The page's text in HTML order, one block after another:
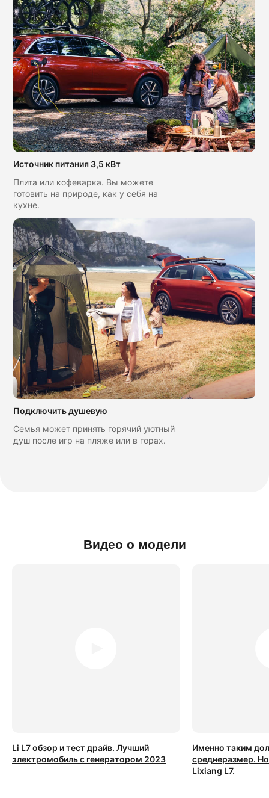
Источник питания 3,5 кВт
Подключить душевую
Плита или кофеварка. Вы можете
готовить на природе, как у себя на
кухне.
Семья может принять горячий уютный
душ после игр на пляже или в горах.
Видео о модели
Именно таким
среднеразмер.
Lixiang L7.
Li L7 обзор и тест драйв. Лучший
электромобиль с генератором 2023